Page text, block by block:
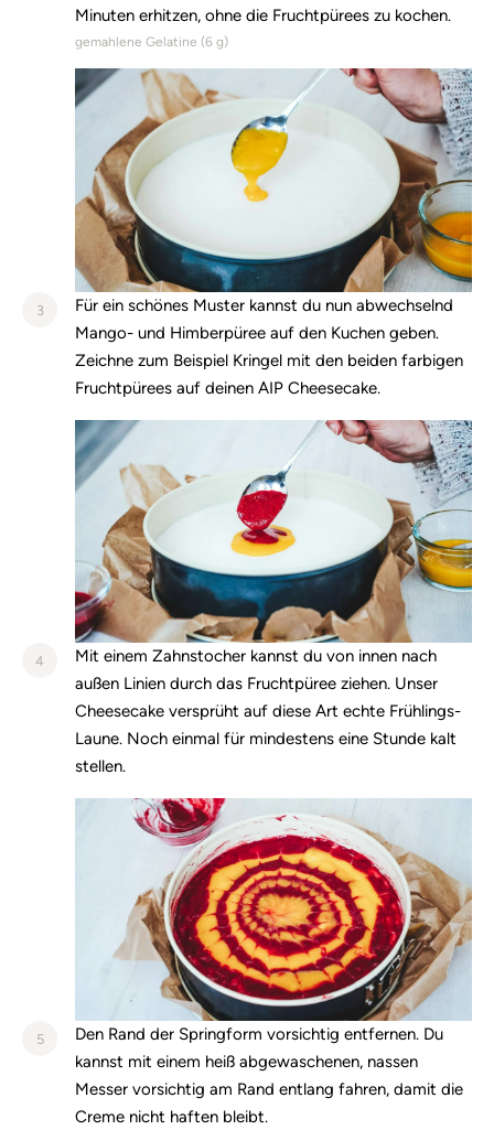
Minuten erhitzen, ohne die Fruchtpürees zu kochen.
gemahlene Gelatine (6 g)
3
Für ein schönes Muster kannst du nun abwechselnd
Mango- und Himberpüree auf den Kuchen geben.
Zeichne zum Beispiel Kringel mit den beiden farbigen
Fruchtpürees auf deinen AIP Cheesecake.
4
Mit einem Zahnstocher kannst du von innen nach
außen Linien durch das Fruchtpüree ziehen. Unser
Cheesecake versprüht auf diese Art echte Frühlings-
Laune. Noch einmal für mindestens eine Stunde kalt
stellen.
5
Den Rand der Springform vorsichtig entfernen. Du
kannst mit einem heiß abgewaschenen, nassen
Messer vorsichtig am Rand entlang fahren, damit die
Creme nicht haften bleibt.